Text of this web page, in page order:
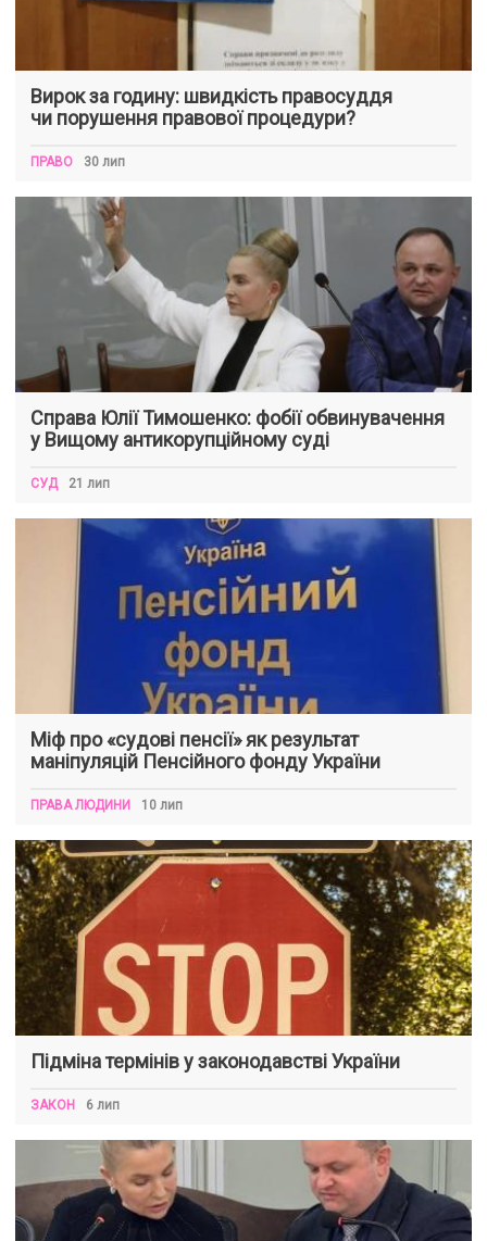
Вирок за годину: швидкість правосуддя
чи порушення правової процедури?
ПРАВО 30 лип
Справа Юлії Тимошенко: фобії обвинувачення
у Вищому антикорупційному суді
СУД 21 лип
Міф про «судові пенсії» як результат
маніпуляцій Пенсійного фонду України
ПРАВА ЛЮДИНИ 10 лип
Підміна термінів у законодавстві України
ЗАКОН 6 лип